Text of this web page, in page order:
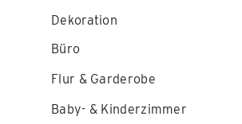
Dekoration
Büro
Flur & Garderobe
Baby- & Kinderzimmer